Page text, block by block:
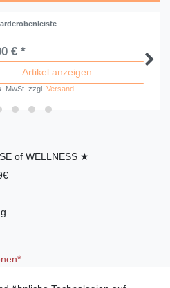
€ *
Artikel anzeigen
MwSt. zzgl.Versand
of WELLNESS ★